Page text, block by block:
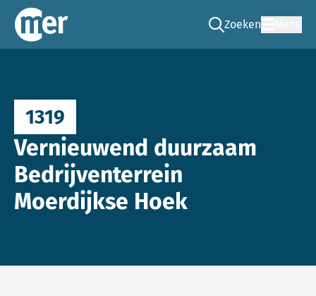
Commissie mer
Zoeken
Ga naar de zoek
1319
Vernieuwend duurzaam
Bedrijventerrein
Moerdijkse Hoek